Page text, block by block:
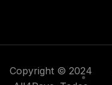
Copyright © 2024